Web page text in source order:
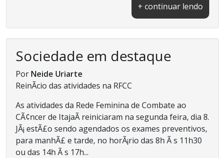
+ continuar lendo
Sociedade em destaque
Por Neide Uriarte
ReinÃ­cio das atividades na RFCC
As atividades da Rede Feminina de Combate ao
CÃ¢ncer de ItajaÃ­ reiniciaram na segunda feira, dia 8.
JÃ¡ estÃ£o sendo agendados os exames preventivos,
para manhÃ£ e tarde, no horÃ¡rio das 8h Ã s 11h30
ou das 14h Ã s 17h...